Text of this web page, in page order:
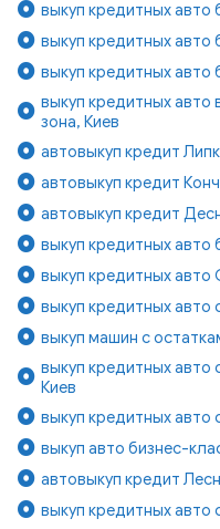
выкуп кредитных авто
выкуп кредитных авто
выкуп кредитных
выкуп кредитных
зона, Киев
автовыкуп кредит
автовыкуп кредит
автовыкуп кредит
выкуп кредитных авто
выкуп кредитных авто
выкуп кредитных авто
выкуп машин с
выкуп кредитных
Киев
выкуп кредитных авто
выкуп авто бизнес-
автовыкуп кредит
выкуп кредитных